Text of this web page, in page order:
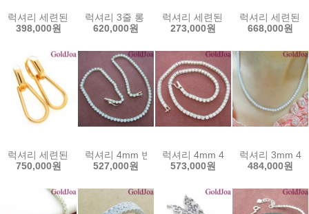
럭셔리 세련된 터키석 원터치 14k귀걸이 (s-se1781) 14k이어링 골드
398,000원
럭셔리 3줄 롱 에폭 원터치 14k귀걸이 (s-se1717)
620,000원
럭셔리 세련된 컷팅 원터치 14k
273,000원
럭셔리 세련된
668,000원
럭셔리 세련된 원터치 14k귀걸이 (s-a3709e) 14k이어링 골드조아 할
750,000원
럭셔리 4mm 반벨트 테니스 실버목걸이 (41747c)
527,000원
럭셔리 4mm 4발 테니스 실버목
573,000원
럭셔리 3mm 4
484,000원